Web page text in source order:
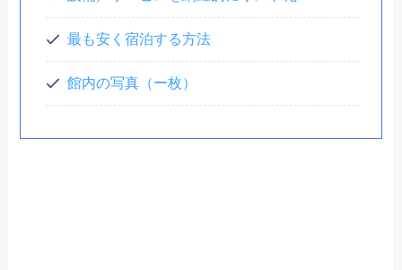
最も安く宿泊する方法
館内の写真（ー枚）